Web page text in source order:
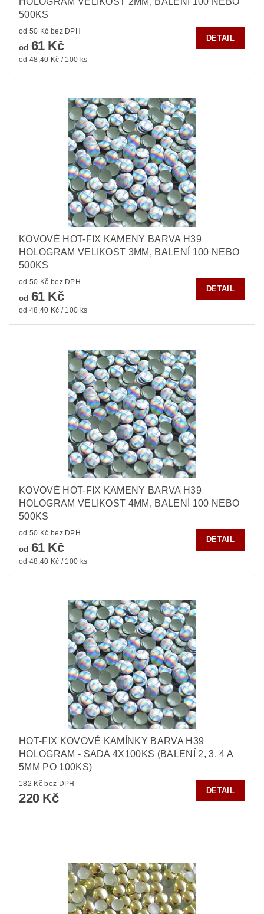
500KS
od 50 Kč bez DPH
od 61 Kč
od 48,40 Kč / 100 ks
DETAIL
KOVOVÉ HOT-FIX KAMENY BARVA H39
HOLOGRAM VELIKOST 3MM, BALENÍ 100 NEBO
500KS
od 50 Kč bez DPH
od 61 Kč
od 48,40 Kč / 100 ks
DETAIL
KOVOVÉ HOT-FIX KAMENY BARVA H39
HOLOGRAM VELIKOST 4MM, BALENÍ 100 NEBO
500KS
od 50 Kč bez DPH
od 61 Kč
od 48,40 Kč / 100 ks
DETAIL
HOT-FIX KOVOVÉ KAMÍNKY BARVA H39
HOLOGRAM - SADA 4X100KS (BALENÍ 2, 3, 4 A
5MM PO 100KS)
182 Kč bez DPH
220 Kč
DETAIL